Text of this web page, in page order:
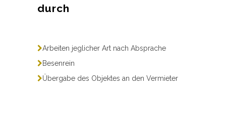
durch
Arbeiten jeglicher Art nach Absprache
Besenrein
Übergabe des Objektes an den Vermieter